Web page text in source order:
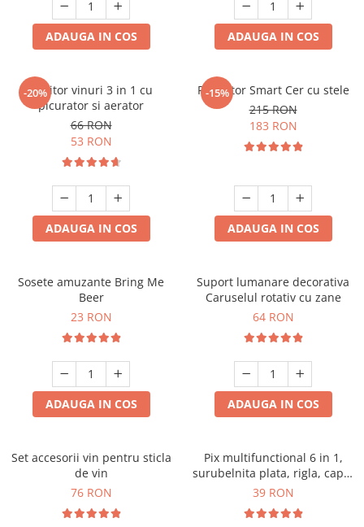
ADAUGA IN COS ADAUGA IN COS
-20%
Racitor vinuri 3 in 1 cu
picurator si aerator
66 RON
53 RON
ADAUGA IN COS
-15%
Proiector Smart Cer cu stele
215 RON
183 RON
ADAUGA IN COS
Sosete amuzante Bring Me
Beer
23 RON
ADAUGA IN COS
Suport lumanare decorativa
Caruselul rotativ cu zane
64 RON
ADAUGA IN COS
Set accesorii vin pentru sticla
de vin
76 RON
Pix multifunctional 6 in 1,
surubelnita plata, rigla, capat
touchscreen, nivela cu bula
39 RON